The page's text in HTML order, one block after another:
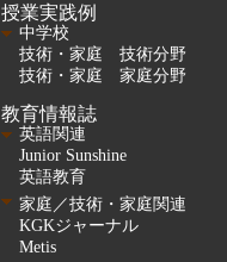
授業実践例
中学校
技術・家庭 技術分野
技術・家庭 家庭分野
教育情報誌
英語関連
Junior Sunshine
英語教育
家庭／技術・家庭関連
KGKジャーナル
Metis